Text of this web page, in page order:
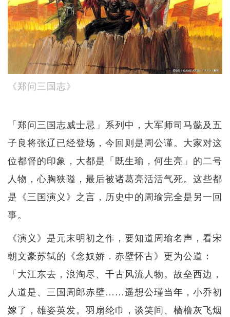
《郑问三国志》
「郑问三国志威士忌」系列中，大军师司马懿及五
子良将张辽已经登场，今回则是周公谨。大家对这
位都督的印象，大都是「既生瑜，何生亮」的二号
人物，心胸狭隘，最后被诸葛亮活活气死。这些都
是《三国演义》之言，历史中的周瑜完全是另一回
事。
《演义》是元末明初之作，要知道周瑜名声，看宋
朝文豪苏轼的《念奴娇．赤壁怀古》更为公道：
「大江东去，浪淘尽、千古风流人物。故垒西边，
人道是、三国周郎赤壁……遥想公瑾当年，小乔初
嫁了，雄姿英发。羽扇纶巾，谈笑间、樯橹灰飞烟